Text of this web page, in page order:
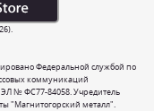
Федеральной службой по
коммуникаций
№ ФС77-84058. Учредитель
"Магнитогорский металл".